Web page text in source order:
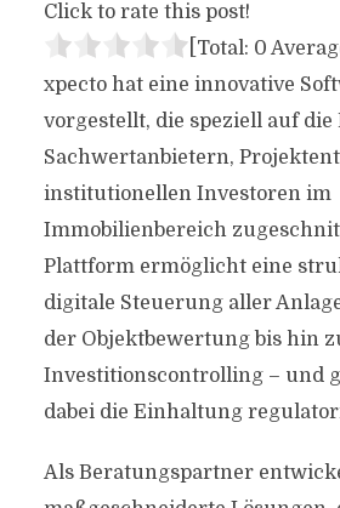
Click to rate this post!
[Total: 0
xpecto hat eine innovative
vorgestellt, die speziell auf die
Sachwertanbietern,
institutionellen Investoren im
Immobilienbereich
Plattform ermöglicht eine
digitale Steuerung aller
der Objektbewertung bis hin
Investitionscontrolling – und
dabei die Einhaltung
Als Beratungspartner